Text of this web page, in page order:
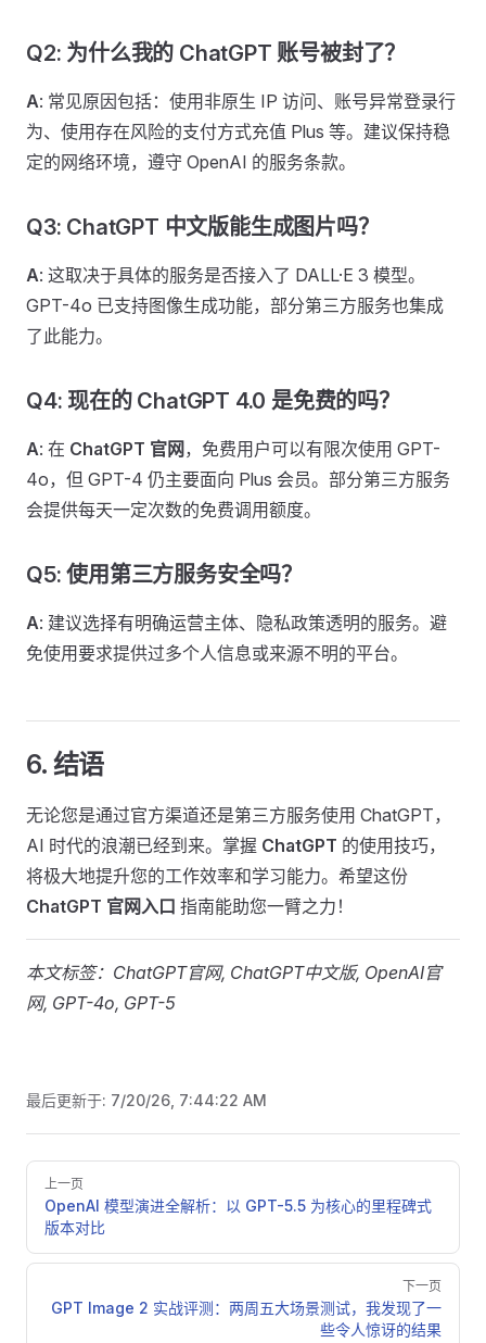
Q2: 为什么我的 ChatGPT 账号被封了？
A: 常见原因包括：使用非原生 IP 访问、账号异常登录行
为、使用存在风险的支付方式充值 Plus 等。建议保持稳
定的网络环境，遵守 OpenAI 的服务条款。
Q3: ChatGPT 中文版能生成图片吗？
A: 这取决于具体的服务是否接入了 DALL·E 3 模型。
GPT-4o 已支持图像生成功能，部分第三方服务也集成
了此能力。
Q4: 现在的 ChatGPT 4.0 是免费的吗？
A: 在 ChatGPT 官网 ，免费用户可以有限次使用 GPT-
4o，但 GPT-4 仍主要面向 Plus 会员。部分第三方服务
会提供每天一定次数的免费调用额度。
Q5: 使用第三方服务安全吗？
A: 建议选择有明确运营主体、隐私政策透明的服务。避
免使用要求提供过多个人信息或来源不明的平台。
6. 结语
无论您是通过官方渠道还是第三方服务使用 ChatGPT，
AI 时代的浪潮已经到来。掌握 ChatGPT 的使用技巧，
将极大地提升您的工作效率和学习能力。希望这份
ChatGPT 官网入口 指南能助您一臂之力！
本文标签：ChatGPT官网, ChatGPT中文版, OpenAI官
网, GPT-4o, GPT-5
最后更新于: 7/20/26, 7:44:22 AM
Pager
上一页
OpenAI 模型演进全解析：以 GPT-5.5 为核心的里程碑式
版本对比
下一页
GPT Image 2 实战评测：两周五大场景测试，我发现了一
些令人惊讶的结果